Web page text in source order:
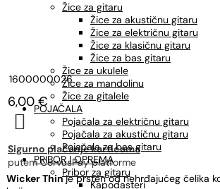
Žice za gitaru
Žice za akustičnu gitaru
Žice za električnu gitaru
Žice za klasičnu gitaru
Žice za bas gitaru
Žice za ukulele
Žice za mandolinu
Žice za gitalele
POJAČALA
Pojačala za električnu gitaru
Pojačala za akustičnu gitaru
Pojačala za bas gitaru
PRIBOR I OPREMA
Pribor za gitaru
Kapodasteri
1600000026
6,00€

Sigurno plaćanje karticama
putem CorvusPay platforme
Wicker Thinje prsten od nehrđajućeg čelika